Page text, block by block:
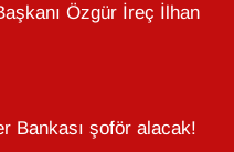
Özgür İreç İlhan
Bankası şoför alacak!